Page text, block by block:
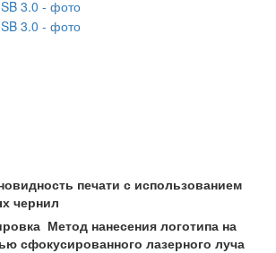
печати с использованием
чернил
Метод нанесения логотипа на
сфокусированного лазерного луча